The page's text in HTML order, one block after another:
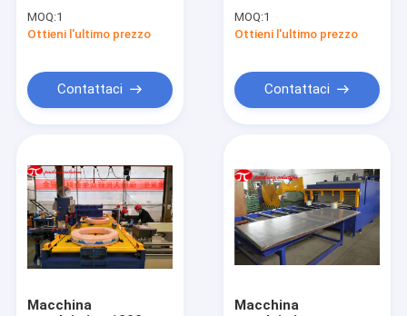
Casa
Prodotti
imballatrice del tubo
del PVC con
MOQ:1
Ottieni l'ultimo prezzo
Contattaci
Packiaging di profilo
con stoccaggio
MOQ:1
Ottieni l'ultimo prezzo
Contattaci
Macchina
Macchina